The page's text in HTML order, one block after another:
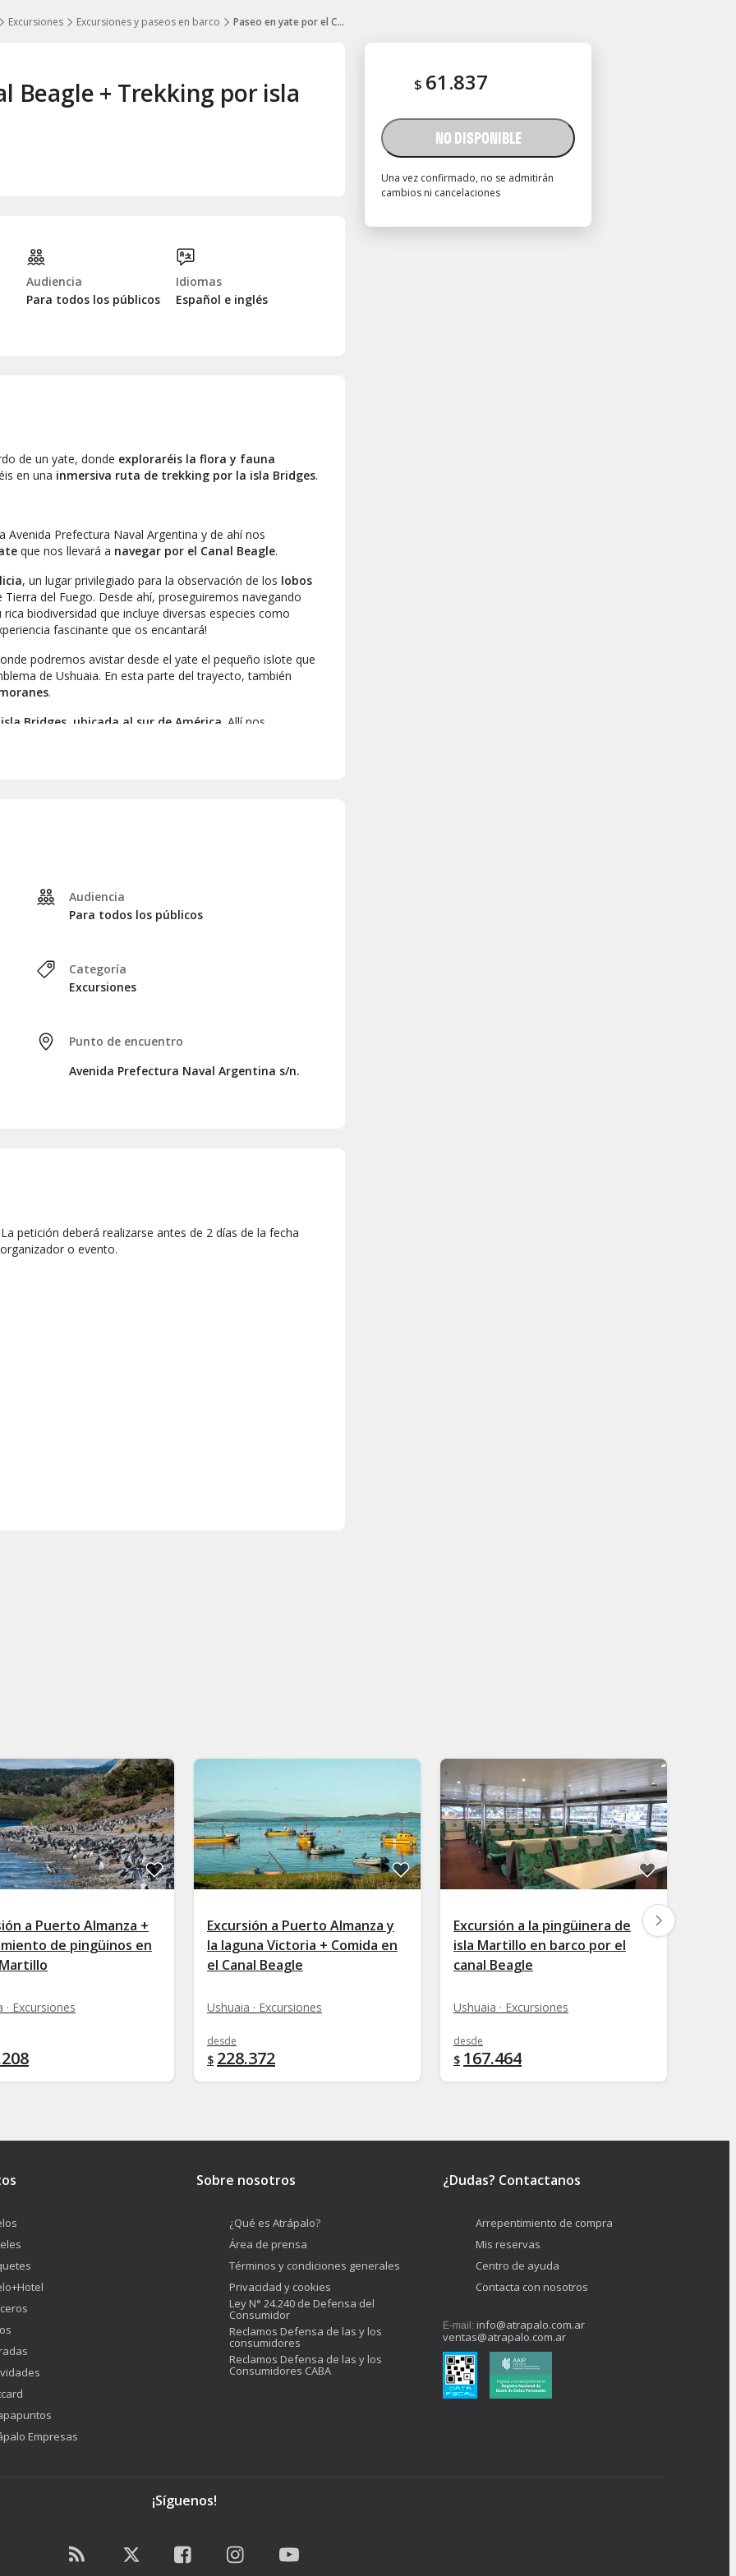
Excursiones Excursiones y paseos en barco Paseo en yate por el Canal Beagle + Trekking por isla Bridges
$ 61.837
NO DISPONIBLE
Una vez confirmado, no se admitirán
cambios ni cancelaciones
Beagle + Trekking por isla
Audiencia
Para todos los públicos
Idiomas
Español e inglés
de un yate, donde exploraréis la flora y fauna
en una inmersiva ruta de trekking por la isla Bridges.
Prefectura Naval Argentina y de ahí nos
que nos llevará a navegar por el Canal Beagle.
, un lugar privilegiado para la observación de los lobos
del Fuego. Desde ahí, proseguiremos navegando
biodiversidad que incluye diversas especies como
fascinante que os encantará!
podremos avistar desde el yate el pequeño islote que
de Ushuaia. En esta parte del trayecto, también
.
isla Bridges, ubicada al sur de América . Allí nos
exploraréis la isla hasta alcanzar su punto más
Audiencia
Para todos los públicos
Categoría
Excursiones
Punto de encuentro
Avenida Prefectura Naval Argentina s/n.
petición deberá realizarse antes de 2 días de la fecha
o evento.
a Puerto Almanza +
de pingüinos en
· Excursiones
Excursión a Puerto Almanza y
la laguna Victoria + Comida en
el Canal Beagle
Ushuaia · Excursiones
desde
$ 228.372
Excursión a la pingüinera de
isla Martillo en barco por el
canal Beagle
Ushuaia · Excursiones
desde
$ 167.464
Empresas
Sobre nosotros
¿Qué es Atrápalo?
Área de prensa
Términos y condiciones generales
Privacidad y cookies
Ley N° 24.240 de Defensa del
Consumidor
Reclamos Defensa de las y los
consumidores
Reclamos Defensa de las y los
Consumidores CABA
¿Dudas? Contactanos
Arrepentimiento de compra
Mis reservas
Centro de ayuda
Contacta con nosotros
E-mail: info@atrapalo.com.ar
ventas@atrapalo.com.ar
¡Síguenos!